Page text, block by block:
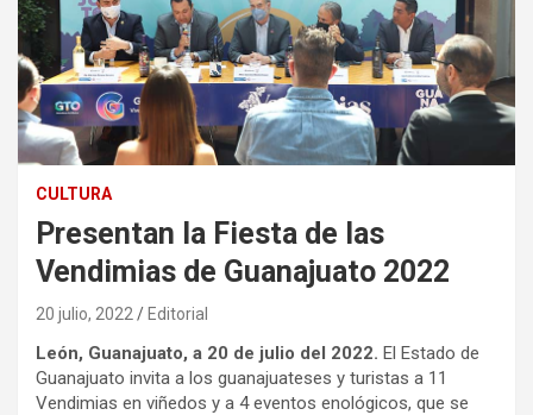
CULTURA
Presentan la Fiesta de las
Vendimias de Guanajuato 2022
20 julio, 2022 Editorial
León, Guanajuato, a 20 de julio del 2022. El Estado de
Guanajuato invita a los guanajuateses y turistas a 11
Vendimias en viñedos y a 4 eventos enológicos, que se